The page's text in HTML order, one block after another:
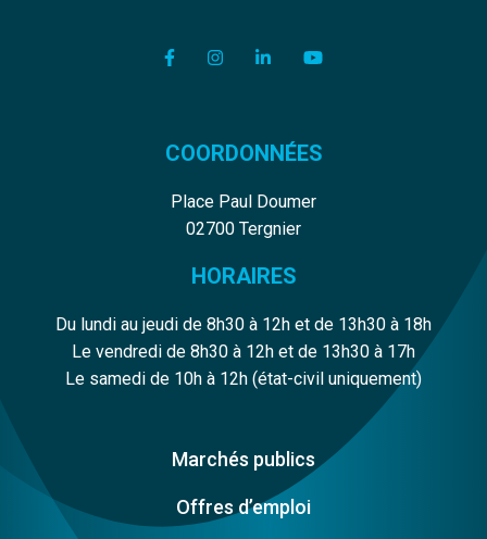
Lien vers le compte Facebook
Lien vers le compte Instagram
Lien vers le compte
Lien vers la chaîne
COORDONNÉES
Place Paul Doumer
02700 Tergnier
HORAIRES
Du lundi au jeudi de 8h30 à 12h et de 13h30 à 18h
Le vendredi de 8h30 à 12h et de 13h30 à 17h
Le samedi de 10h à 12h (état-civil uniquement)
Marchés publics
Offres d’emploi